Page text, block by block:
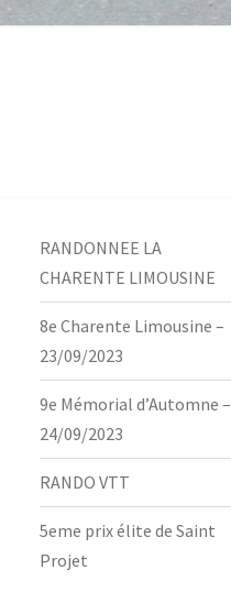
RANDONNEE LA
CHARENTE LIMOUSINE
8e Charente Limousine –
23/09/2023
9e Mémorial d’Automne –
24/09/2023
RANDO VTT
5eme prix élite de Saint
Projet